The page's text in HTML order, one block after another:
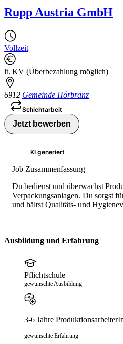
Rupp Austria GmbH
Vollzeit
lt. KV (Überbezahlung möglich)
6912 Gemeinde Hörbranz
Schichtarbeit
Jetzt bewerben
KI generiert
Job Zusammenfassung
Du bedienst und überwachst
Verpackungsanlagen. Du sorgst
und hältst Qualitäts- und
Ausbildung und Erfahrung
Pflichtschule
gewünschte Ausbildung
3-6 Jahre
gewünschte Erfahrung